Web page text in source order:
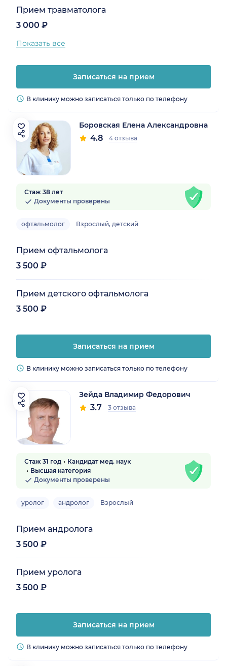
Прием травматолога
3 000 ₽
Показать все
Записаться на прием
В клинику можно записаться только по телефону
Боровская Елена Александровна
4.8 4 отзыва
Стаж 38 лет
Документы проверены
офтальмолог Взрослый, детский
Прием офтальмолога
3 500 ₽
Прием детского офтальмолога
3 500 ₽
Записаться на прием
В клинику можно записаться только по телефону
Зейда Владимир Федорович
3.7 3 отзыва
Стаж 31 год
Кандидат мед. наук
Высшая категория
Документы проверены
уролог андролог Взрослый
Прием андролога
3 500 ₽
Прием уролога
3 500 ₽
Записаться на прием
В клинику можно записаться только по телефону